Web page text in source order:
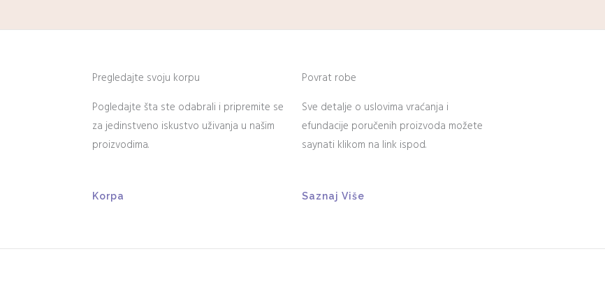
Pregledajte svoju korpu
Pogledajte šta ste odabrali i pripremite se
za jedinstveno iskustvo uživanja u našim
proizvodima.
Korpa
Povrat robe
Sve detalje o uslovima vraćanja i
efundacije poručenih proizvoda možete
saynati klikom na link ispod.
Saznaj Više